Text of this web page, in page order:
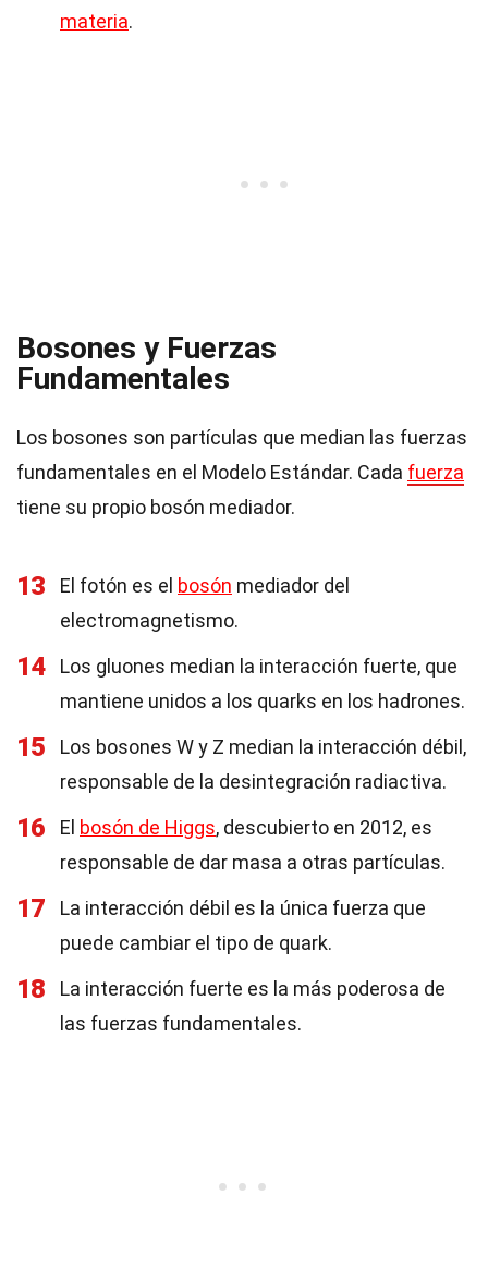
materia.
Bosones y Fuerzas
Fundamentales
Los bosones son partículas que median las fuerzas
fundamentales en el Modelo Estándar. Cada fuerza
tiene su propio bosón mediador.
13 El fotón es el bosón mediador del
electromagnetismo.
14
Los gluones median la interacción fuerte, que
mantiene unidos a los quarks en los hadrones.
15
Los bosones W y Z median la interacción débil,
responsable de la desintegración radiactiva.
16 El bosón de Higgs, descubierto en 2012, es
responsable de dar masa a otras partículas.
17
La interacción débil es la única fuerza que
puede cambiar el tipo de quark.
18
La interacción fuerte es la más poderosa de
las fuerzas fundamentales.